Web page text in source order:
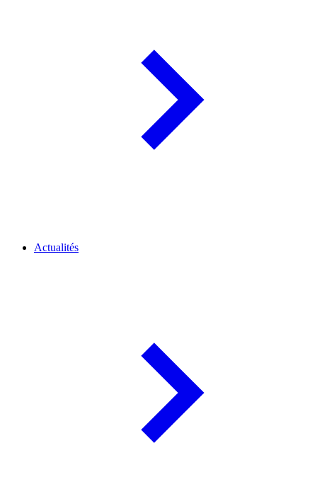
Actualités